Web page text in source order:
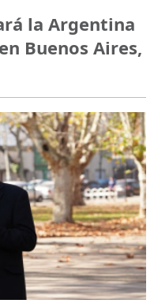
la Argentina
Buenos Aires,